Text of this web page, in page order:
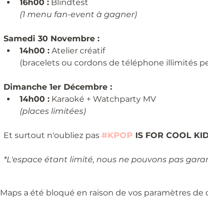
16h00 : Blindtest
(1 menu fan-event à gagner)
Samedi 30 Novembre :
14h00 : Atelier créatif
(bracelets ou cordons de téléphone illimités
Dimanche 1er Décembre :
14h00 : Karaoké + Watchparty MV
(places limitées)
Et surtout n'oubliez pas #KPOP IS FOR COOL
*L'espace étant limité, nous ne pouvons pas
a été bloqué en raison de vos paramètres